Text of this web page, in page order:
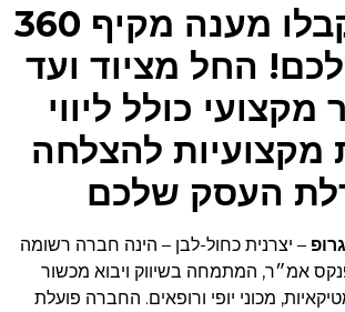
אצלנו תקבלו מענה מקיף 360
החל מציוד ועד
מקצועי כולל ליווי
מקצועיות להצלחה
העסק שלכם
– יצרנית כחול-לבן – הינה חברה רשומה
אמ״ר, המתמחה בשיווק ויבוא מכשור
מכוני יופי ורופאים. החברה פועלת